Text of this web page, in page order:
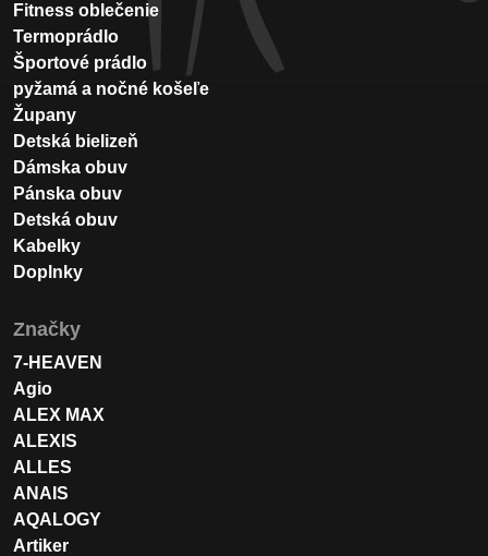
Fitness oblečenie
Termoprádlo
Športové prádlo
pyžamá a nočné košeľe
Župany
Detská bielizeň
Dámska obuv
Pánska obuv
Detská obuv
Kabelky
Doplnky
Značky
7-HEAVEN
Agio
ALEX MAX
ALEXIS
ALLES
ANAIS
AQALOGY
Artiker